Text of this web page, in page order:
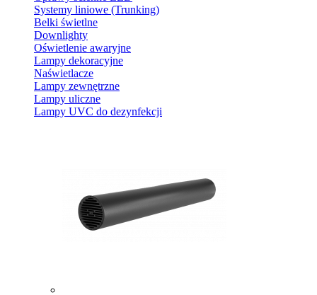
Systemy liniowe (Trunking)
Belki świetlne
Downlighty
Oświetlenie awaryjne
Lampy dekoracyjne
Naświetlacze
Lampy zewnętrzne
Lampy uliczne
Lampy UVC do dezynfekcji